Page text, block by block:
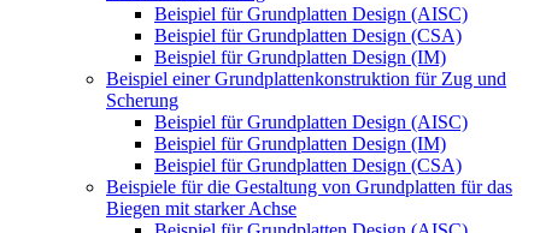
Beispiel für Grundplatten Design (AISC)
Beispiel für Grundplatten Design (CSA)
Beispiel für Grundplatten Design (IM)
Beispiel einer Grundplattenkonstruktion für Zug und
Scherung
Beispiel für Grundplatten Design (AISC)
Beispiel für Grundplatten Design (IM)
Beispiel für Grundplatten Design (CSA)
Beispiele für die Gestaltung von Grundplatten für das
Biegen mit starker Achse